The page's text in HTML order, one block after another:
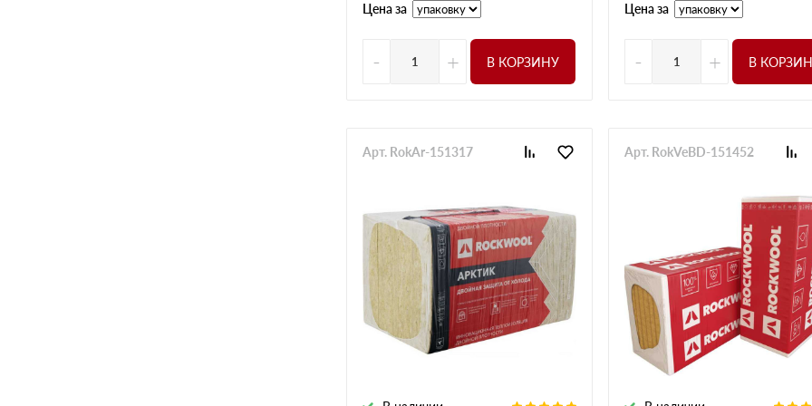
Цена за
- + В КОРЗИНУ
Цена за
- + В
Арт. RokAr-151317 Арт. RokVeBD-151452